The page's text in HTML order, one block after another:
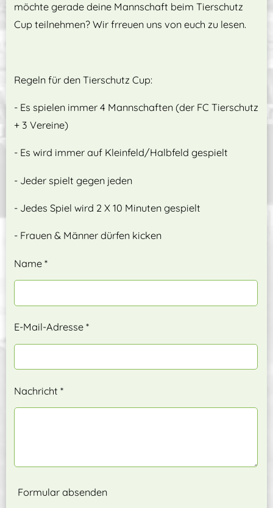
möchte gerade deine Mannschaft beim Tierschutz
Cup teilnehmen? Wir frreuen uns von euch zu lesen.
Regeln für den Tierschutz Cup:
- Es spielen immer 4 Mannschaften (der FC Tierschutz
+ 3 Vereine)
- Es wird immer auf Kleinfeld/Halbfeld gespielt
- Jeder spielt gegen jeden
- Jedes Spiel wird 2 X 10 Minuten gespielt
- Frauen & Männer dürfen kicken
Name *
E-Mail-Adresse *
Nachricht *
Formular absenden